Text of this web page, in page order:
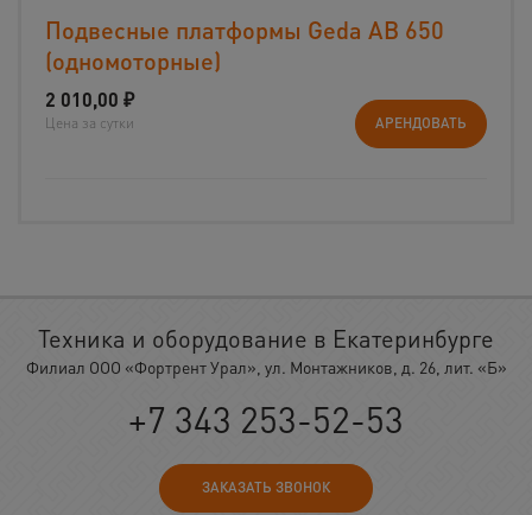
Подвесные платформы Geda AB 650
(одномоторные)
2 010,00 ₽
Цена за сутки АРЕНДОВАТЬ
Техника и оборудование в Екатеринбурге
Филиал ООО «Фортрент Урал», ул. Монтажников, д. 26, лит. «Б»
+7 343 253-52-53
ЗАКАЗАТЬ ЗВОНОК